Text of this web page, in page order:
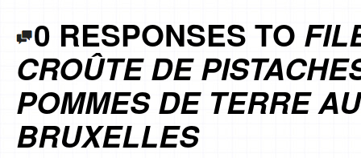
0 RESPONSES TO
CROÛTE DE
POMMES DE TERRE
BRUXELLES